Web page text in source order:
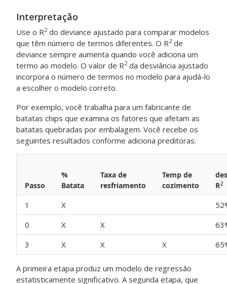
Interpretação
Use o R2do deviance ajustado para comparar modelos
que têm número de termos diferentes. O R2de
deviance sempre aumenta quando você adiciona um
termo ao modelo. O valor de R2da desviância ajustado
incorpora o número de termos no modelo para ajudá-lo
a escolher o modelo correto.
Por exemplo, você trabalha para um fabricante de
batatas chips que examina os fatores que afetam as
batatas quebradas por embalagem. Você recebe os
seguintes resultados conforme adiciona preditoras:
Passo
%
Batata
Taxa de
resfriamento
Temp de
cozimento
R2
1 X
0
X X
3
X X X
A primeira etapa produz um modelo de regressão
estatisticamente significativo. A segunda etapa, que